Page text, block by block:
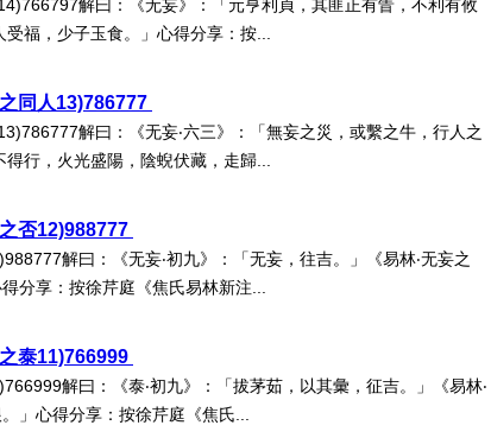
解曰：《无妄》：「元亨利貞，其匪正有眚，不利有攸
福，少子玉食。」心得分享：按...
同人13)786777
解曰：《无妄‧六三》：「無妄之災，或繫之牛，行人之
行，火光盛陽，陰蜺伏藏，走歸...
否12)988777
解曰：《无妄‧初九》：「无妄，往吉。」《易林‧无妄之
分享：按徐芹庭《焦氏易林新注...
泰11)766999
解曰：《泰‧初九》：「拔茅茹，以其彙，征吉。」《易林‧
」心得分享：按徐芹庭《焦氏...